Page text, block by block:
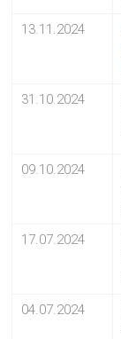
13.11.2024
31.10.2024
09.10.2024
17.07.2024
04.07.2024